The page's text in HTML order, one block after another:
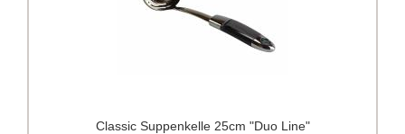
Classic Suppenkelle 25cm "Duo Line"